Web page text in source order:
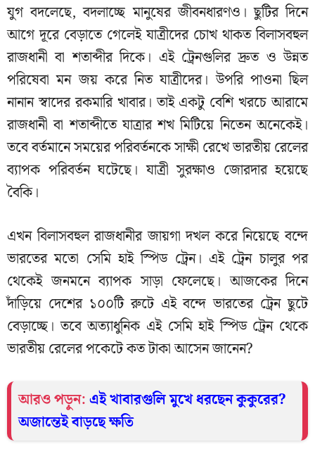
যুগ বদলেছে, বদলাচ্ছে মানুষের জীবনধারণও। ছুটির দিনে
আগে দূরে বেড়াতে গেলেই যাত্রীদের চোখ থাকত বিলাসবহুল
রাজধানী বা শতাব্দীর দিকে। এই ট্রেনগুলির দ্রুত ও উন্নত
পরিষেবা মন জয় করে নিত যাত্রীদের। উপরি পাওনা ছিল
নানান স্বাদের রকমারি খাবার। তাই একটু বেশি খরচে আরামে
রাজধানী বা শতাব্দীতে যাত্রার শখ মিটিয়ে নিতেন অনেকেই।
তবে বর্তমানে সময়ের পরিবর্তনকে সাক্ষী রেখে ভারতীয় রেলের
ব্যাপক পরিবর্তন ঘটেছে। যাত্রী সুরক্ষাও জোরদার হয়েছে
বৈকি।
এখন বিলাসবহুল রাজধানীর জায়গা দখল করে নিয়েছে বন্দে
ভারতের মতো সেমি হাই স্পিড ট্রেন। এই ট্রেন চালুর পর
থেকেই জনমনে ব্যাপক সাড়া ফেলেছে। আজকের দিনে
দাঁড়িয়ে দেশের ১০০টি রুটে এই বন্দে ভারতের ট্রেন ছুটে
বেড়াচ্ছে। তবে অত্যাধুনিক এই সেমি হাই স্পিড ট্রেন থেকে
ভারতীয় রেলের পকেটে কত টাকা আসেন জানেন?
আরও পড়ুন:এই খাবারগুলি মুখে ধরছেন কুকুরের?
অজান্তেই বাড়ছে ক্ষতি